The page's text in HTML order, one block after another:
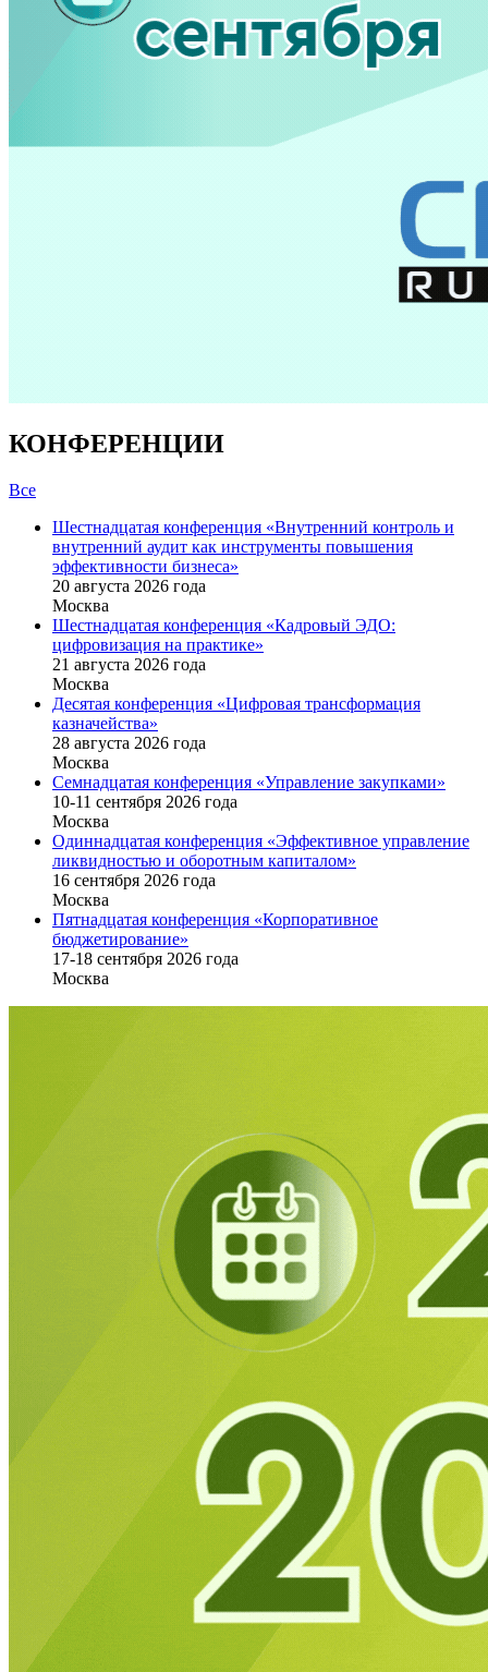
КОНФЕРЕНЦИИ
Все
Шестнадцатая конференция «Внутренний контроль и
внутренний аудит как инструменты повышения
эффективности бизнеса»
20 августа 2026 года
Москва
Шестнадцатая конференция «Кадровый ЭДО:
цифровизация на практике»
21 августа 2026 года
Москва
Десятая конференция «Цифровая трансформация
казначейства»
28 августа 2026 года
Москва
Семнадцатая конференция «Управление закупками»
10-11 сентября 2026 года
Москва
Одиннадцатая конференция «Эффективное управление
ликвидностью и оборотным капиталом»
16 cентября 2026 года
Москва
Пятнадцатая конференция «Корпоративное
бюджетирование»
17-18 сентября 2026 года
Москва